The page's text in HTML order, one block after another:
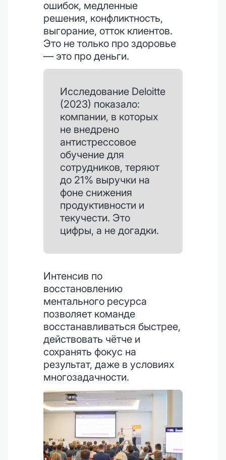
ошибок, медленные
решения, конфликтность,
выгорание, отток клиентов.
Это не только про здоровье
— это про деньги.
Исследование Deloitte
(2023) показало:
компании, в которых
не внедрено
антистрессовое
обучение для
сотрудников, теряют
до 21% выручки на
фоне снижения
продуктивности и
текучести. Это
цифры, а не догадки.
Интенсив по
восстановлению
ментального ресурса
позволяет команде
восстанавливаться быстрее,
действовать чётче и
сохранять фокус на
результат, даже в условиях
многозадачности.